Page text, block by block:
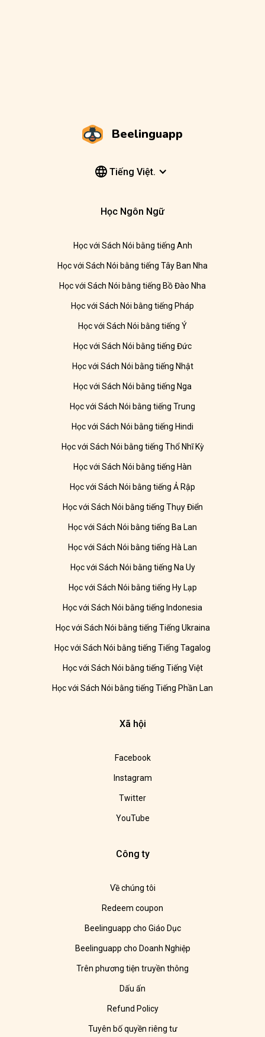
Beelinguapp
Tiếng Việt.
Học Ngôn Ngữ
Học với Sách Nói bằng tiếng Anh
Học với Sách Nói bằng tiếng Tây Ban Nha
Học với Sách Nói bằng tiếng Bồ Đào Nha
Học với Sách Nói bằng tiếng Pháp
Học với Sách Nói bằng tiếng Ý
Học với Sách Nói bằng tiếng Đức
Học với Sách Nói bằng tiếng Nhật
Học với Sách Nói bằng tiếng Nga
Học với Sách Nói bằng tiếng Trung
Học với Sách Nói bằng tiếng Hindi
Học với Sách Nói bằng tiếng Thổ Nhĩ Kỳ
Học với Sách Nói bằng tiếng Hàn
Học với Sách Nói bằng tiếng Ả Rập
Học với Sách Nói bằng tiếng Thụy Điển
Học với Sách Nói bằng tiếng Ba Lan
Học với Sách Nói bằng tiếng Hà Lan
Học với Sách Nói bằng tiếng Na Uy
Học với Sách Nói bằng tiếng Hy Lạp
Học với Sách Nói bằng tiếng Indonesia
Học với Sách Nói bằng tiếng Tiếng Ukraina
Học với Sách Nói bằng tiếng Tiếng Tagalog
Học với Sách Nói bằng tiếng Tiếng Việt
Học với Sách Nói bằng tiếng Tiếng Phần Lan
Xã hội
Facebook
Instagram
Twitter
YouTube
Công ty
Về chúng tôi
Redeem coupon
Beelinguapp cho Giáo Dục
Beelinguapp cho Doanh Nghiệp
Trên phương tiện truyền thông
Dấu ấn
Refund Policy
Tuyên bố quyền riêng tư